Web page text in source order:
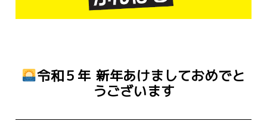
令和５年 新年あけましておめでと
うございます